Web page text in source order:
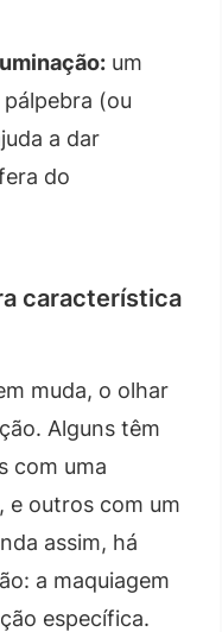
um
(ou
a dar
do
característica
muda, o olhar
Alguns têm
com uma
e outros com um
assim, há
a maquiagem
específica.